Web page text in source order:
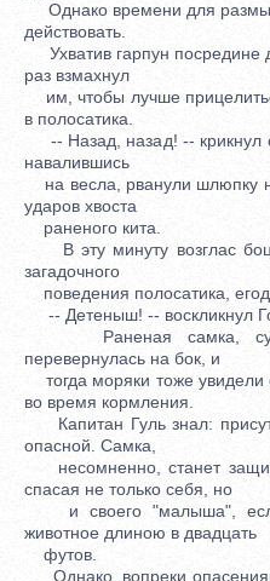
Однако времени для
действовать.
Ухватив гарпун посредине
раз взмахнул
им, чтобы лучше
в полосатика.
-- Назад, назад! -- крикнул
навалившись
на весла, рванули шлюпку
ударов хвоста
раненого кита.
В эту минуту возглас
загадочного
поведения полосатика,
-- Детеныш! -- воскликнул
Раненая самка,
перевернулась на бок, и
тогда моряки тоже увидели
во время кормления.
Капитан Гуль знал:
опасной. Самка,
несомненно, станет
спасая не только себя, но
и своего "малыша", если
животное длиною в двадцать
футов.
Однако, вопреки